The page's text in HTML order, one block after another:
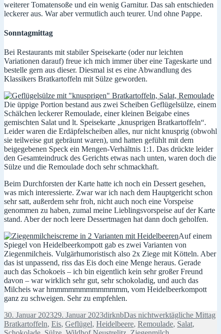
weiterer Tomatensoße und ein wenig Garnitur. Das sah entschieden
leckerer aus. War aber vermutlich auch teurer. Und ohne Pappe.
Sonntagmittag
Bei Restaurants mit stabiler Speisekarte (oder nur leichten
Variationen darauf) freue ich mich immer über eine Tageskarte und
bestelle gern aus dieser. Diesmal ist es eine Abwandlung des
Klassikers Bratkartoffeln mit Sülze geworden.
Die üppige Portion bestand aus zwei Scheiben Geflügelsülze, einem
Schälchen leckerer Remoulade, einer kleinen Beigabe eines
gemischten Salat und lt. Speisekarte „knusprigen Bratkartoffeln“.
Leider waren die Erdäpfelscheiben alles, nur nicht knusprig (obwohl
sie teilweise gut gebräunt waren), und hatten gefühlt mit dem
beigegebenen Speck ein Mengen-Verhältnis 1:1. Das drückte leider
den Gesamteindruck des Gerichts etwas nach unten, waren doch die
Sülze und die Remoulade doch sehr schmackhaft.
Beim Durchforsten der Karte hatte ich noch ein Dessert gesehen,
was mich interessierte. Zwar war ich nach dem Hauptgericht schon
sehr satt, außerdem sehr froh, nicht auch noch eine Vorspeise
genommen zu haben, zumal meine Lieblingsvorspeise auf der Karte
stand. Aber der noch leere Dessertmagen hat dann doch geholfen.
Auf einem
Spiegel von Heidelbeerkompott gab es zwei Varianten von
Ziegenmilcheis. Vulgärhumoristisch also 2x Ziege mit Kötteln. Aber
das ist unpassend, riss das Eis doch eine Menge heraus. Gerade
auch das Schokoeis – ich bin eigentlich kein sehr großer Freund
davon – war wirklich sehr gut, sehr schokoladig, und auch das
Milcheis war hmmmmmmmmmmmmm, vom Heidelbeerkompott
ganz zu schweigen. Sehr zu empfehlen.
Veröffentlicht
am
30. Januar 202329. Januar 2023Autor
dirknbKategorien
Das nichtwerktägliche Mittag
Bratkartoffeln, Eis, Geflügel, Heidelbeere, Remoulade, Salat,